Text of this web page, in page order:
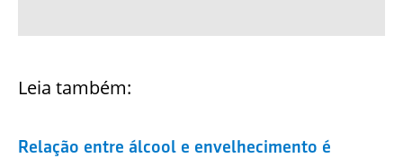
Leia também:
Relação entre álcool e envelhecimento é